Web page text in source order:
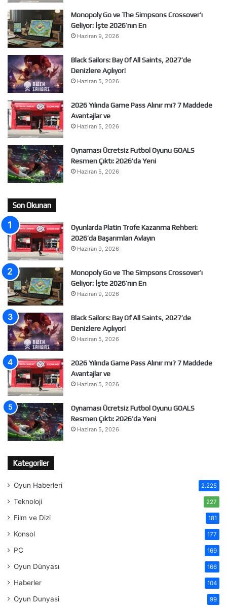
Monopoly Go ve The Simpsons Crossover’ı
Geliyor: İşte 2026’nın En
Haziran 9, 2026
Black Sailors: Bay Of All Saints, 2027’de
Denizlere Açılıyor!
Haziran 5, 2026
2026 Yılında Game Pass Alınır mı? 7 Maddede
Avantajlar ve
Haziran 5, 2026
Oynaması Ücretsiz Futbol Oyunu GOALS
Resmen Çıktı: 2026’da Yeni
Haziran 5, 2026
Son Okunan
Oyunlarda Platin Trofe Kazanma Rehberi:
2026’da Başarımları Avlayın
Haziran 9, 2026
Monopoly Go ve The Simpsons Crossover’ı
Geliyor: İşte 2026’nın En
Haziran 9, 2026
Black Sailors: Bay Of All Saints, 2027’de
Denizlere Açılıyor!
Haziran 5, 2026
2026 Yılında Game Pass Alınır mı? 7 Maddede
Avantajlar ve
Haziran 5, 2026
Oynaması Ücretsiz Futbol Oyunu GOALS
Resmen Çıktı: 2026’da Yeni
Haziran 5, 2026
Kategoriler
Oyun Haberleri 2.225
Teknoloji 227
Film ve Dizi 181
Konsol 177
PC 169
Oyun Dünyası 166
Haberler 104
Oyun Dunyasi 99